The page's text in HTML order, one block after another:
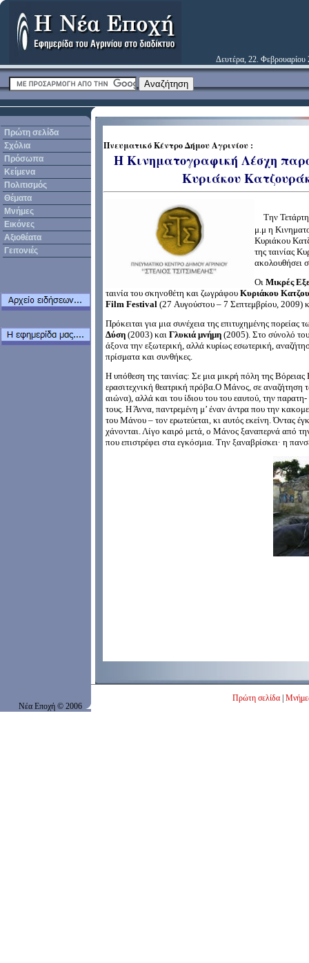
Δευτέρα, 22. Φεβρουαρίου
Πρώτη σελίδα
Σχόλια
Πρόσωπα
Κείμενα
Πολιτισμός
Θέματα
Μνήμες
Εικόνες
Αξιοθέατα
Γειτονιές
Πνευματικό Κέντρο Δήμου Αγρινίου :
Η Κινηματογραφική Λέσχη
Κυριάκου
Την
μ.μ η
Κυριάκου
της ταινίας
ακολουθήσει
Οι Μικρές
ταινία του σκηνοθέτη και ζωγράφου Κυριάκου
Film Festival (27 Αυγούστου – 7 Σεπτεμβρίου, 2009)
Πρόκειται για μια συνέχεια της επιτυχημένης
Δύση (2003) και Γλυκιά μνήμη (2005). Στο σύνολό
άξονα την εξωτερική, αλλά κυρίως εσωτερική,
πρίσματα και συνθήκες.
Η υπόθεση της ταινίας: Σε μια μικρή πόλη της
ερασιτεχνική θεατρική πρόβα.Ο Μάνος, σε
αιώνα), αλλά και του ίδιου του του εαυτού, την
τους. Η Άννα, παντρεμένη μ’ έναν άντρα που την
του Μάνου – τον ερωτεύεται, κι αυτός εκείνη. Όντας
χάνονται. Λίγο καιρό μετά, ο Μάνος ξαναπερνά από
που επιστρέφει στα εγκόσμια. Την ξαναβρίσκει· η
Νέα Εποχή © 2006
Πρώτη σελίδα|